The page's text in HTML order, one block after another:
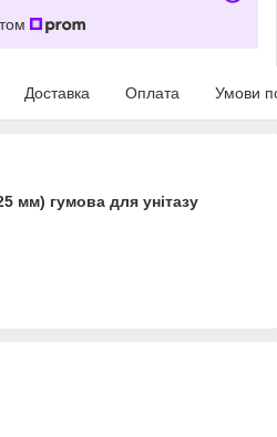
Доставка Оплата Умови
мм) гумова для унітазу